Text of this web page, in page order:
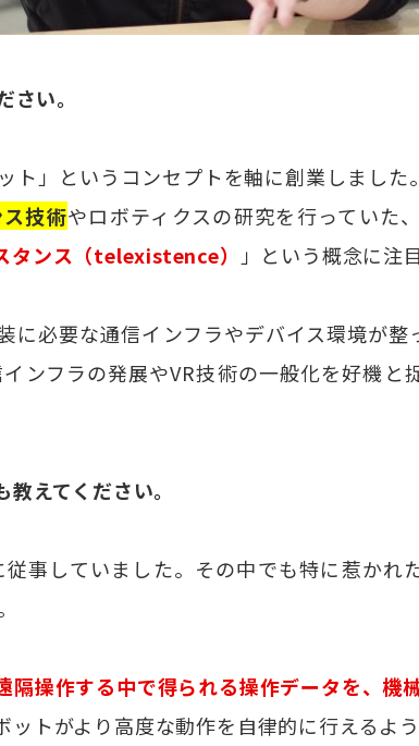
さい。
ト」というコンセプトを軸に創業しまし
技術やロボティクスの研究を行っていた
タンス（telexistence） 」という概念に注
に必要な通信インフラやデバイス環境が
ンフラの発展やVR技術の一般化を好機
教えてください。
事していました。その中でも特に惹かれた
隔操作する中で得られる操作データを、機
トがより高度な動作を自律的に行えるよう